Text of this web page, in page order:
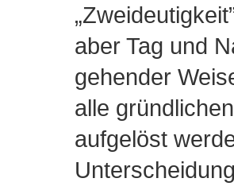
aber Tag und
gehender
alle
aufgelöst